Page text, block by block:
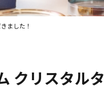
ました！
クリスタルタ